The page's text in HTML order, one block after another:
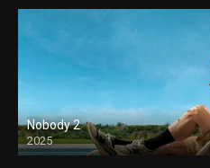
Nobody 2
2025